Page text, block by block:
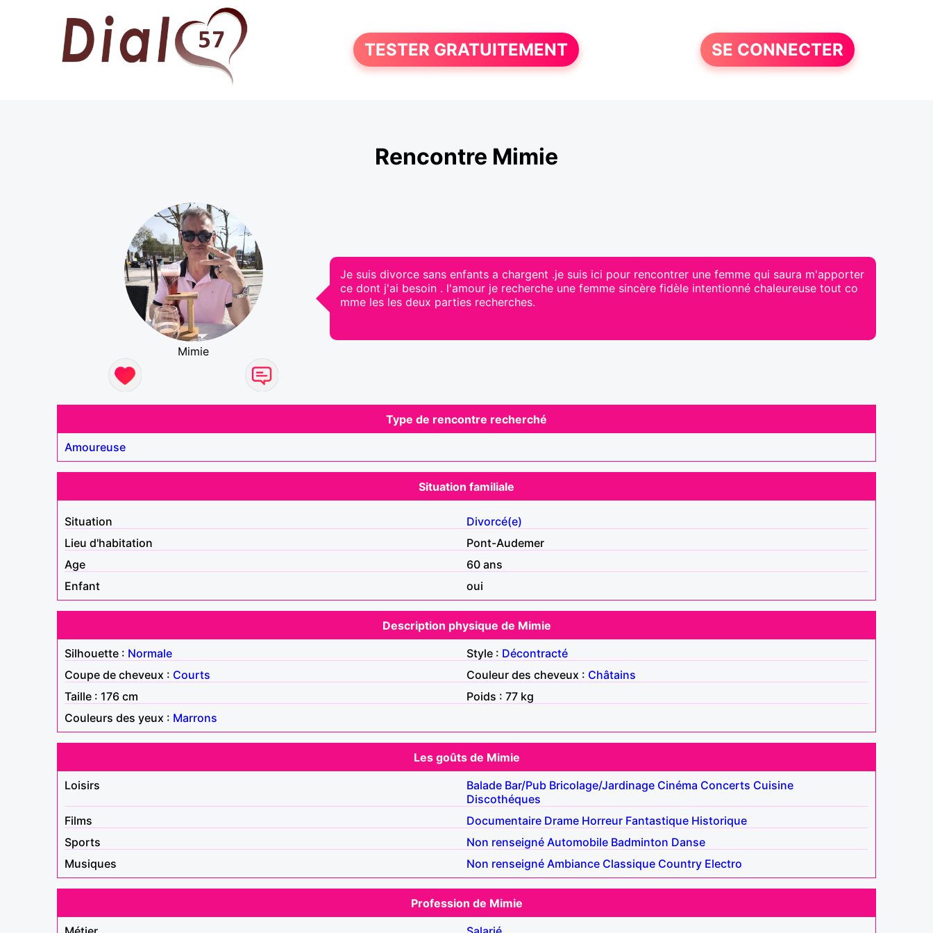
TESTER GRATUITEMENT SE CONNECTER
Rencontre Mimie
Mimie
Je suis divorce sans enfants a chargent .je suis ici pour rencontrer une femme qui saura m'apporter
ce dont j'ai besoin . l'amour je recherche une femme sincère fidèle intentionné chaleureuse tout co
mme les les deux parties recherches.
Type de rencontre recherché
Amoureuse
Situation familiale
Situation
Divorcé(e)
Lieu d'habitation
Pont-Audemer
Age
60 ans
Enfant
oui
Description physique de Mimie
Silhouette : Normale Style : Décontracté
Coupe de cheveux : Courts Couleur des cheveux : Châtains
Taille : 176 cm
Poids : 77 kg
Couleurs des yeux : Marrons
Les goûts de Mimie
Loisirs
Balade Bar/Pub Bricolage/Jardinage Cinéma Concerts Cuisine
Discothéques
Films
Documentaire Drame Horreur Fantastique Historique
Sports
Non renseigné Automobile Badminton Danse
Musiques
Non renseigné Ambiance Classique Country Electro
Profession de Mimie